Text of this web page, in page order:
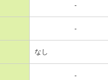
-
-
なし
-